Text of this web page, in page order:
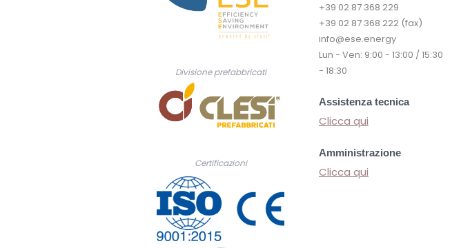
Divisione prefabbricati
Certificazioni
+39 02 87 368 229
+39 02 87 368 222 (fax)
info@ese.energy
Lun - Ven: 9:00 - 13:00 / 15:30
- 18:30
Assistenza tecnica
Clicca qui
Amministrazione
Clicca qui